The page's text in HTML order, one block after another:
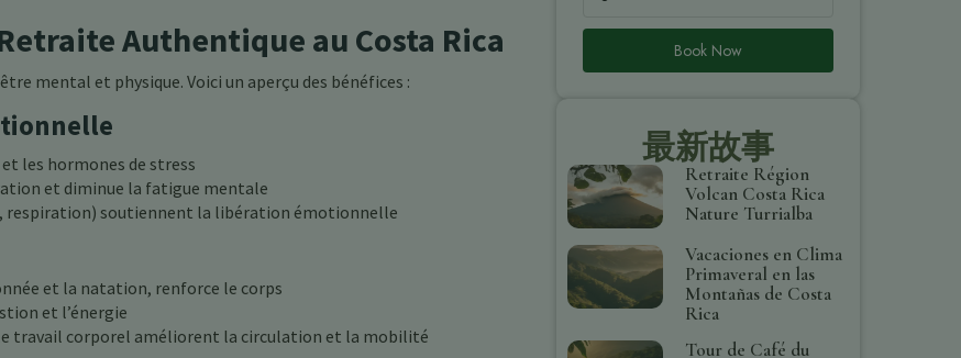
Authentique au Costa Rica
mental et physique. Voici un aperçu des bénéfices :
les hormones de stress
et diminue la fatigue mentale
respiration) soutiennent la libération émotionnelle
et la natation, renforce le corps
et l’énergie
travail corporel améliorent la circulation et la mobilité
Book Now
最新故事
Retraite Région
Volcan Costa Rica
Nature Turrialba
Vacaciones en Clima
Primaveral en las
Montañas de Costa
Rica
Tour de Café du